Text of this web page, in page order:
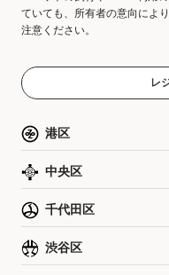
ていても、所有者の意向によ
注意ください。
レ
港区
中央区
千代田区
渋谷区